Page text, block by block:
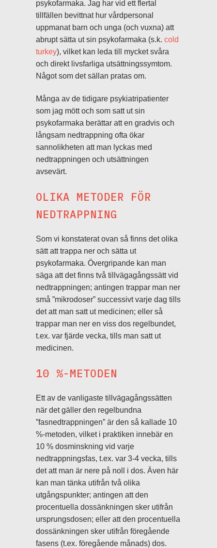
psykofarmaka. Jag har vid ett flertal
tillfällen bevittnat hur vårdpersonal
uppmanat barn och unga (och vuxna) att
abrupt sätta ut sin psykofarmaka (s.k. cold
turkey), vilket kan leda till mycket svåra
och direkt livsfarliga utsättningssymtom.
Något som det sällan pratas om.
Många av de tidigare psykiatripatienter
som jag mött och som satt ut sin
psykofarmaka berättar att en gradvis och
långsam nedtrappning ofta ökar
sannolikheten att man lyckas med
nedtrappningen och utsättningen
avsevärt.
OLIKA METODER FÖR
NEDTRAPPNING
Som vi konstaterat ovan så finns det olika
sätt att trappa ner och sätta ut
psykofarmaka. Övergripande kan man
säga att det finns två tillvägagångssätt vid
nedtrappningen; antingen trappar man ner
små ”mikrodoser” successivt varje dag tills
det att man satt ut medicinen; eller så
trappar man ner en viss dos regelbundet,
t.ex. var fjärde vecka, tills man satt ut
medicinen.
10 %-METODEN
Ett av de vanligaste tillvägagångssätten
när det gäller den regelbundna
”fasnedtrappningen” är den så kallade 10
%-metoden, vilket i praktiken innebär en
10 % dosminskning vid varje
nedtrappningsfas, t.ex. var 3-4 vecka, tills
det att man är nere på noll i dos. Även här
kan man tänka utifrån två olika
utgångspunkter; antingen att den
procentuella dossänkningen sker utifrån
ursprungsdosen; eller att den procentuella
dossänkningen sker utifrån föregående
fasens (t.ex. föregående månads) dos.